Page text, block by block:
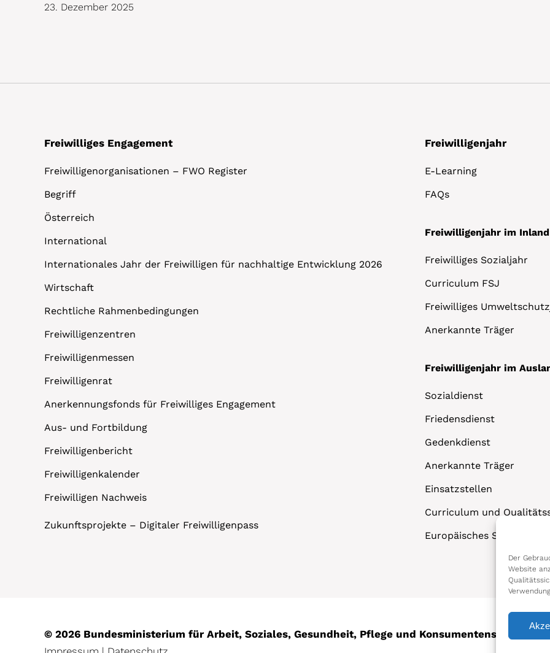
Der
Website
23. Dezember 2025
Freiwilliges Engagement
Freiwilligenorganisationen – FWO Register
Begriff
Österreich
International
Internationales Jahr der Freiwilligen für nachhaltige Entwicklung 2026
Wirtschaft
Rechtliche Rahmenbedingungen
Freiwilligenzentren
Freiwilligenmessen
Freiwilligenrat
Anerkennungsfonds für Freiwilliges Engagement
Aus- und Fortbildung
Freiwilligenbericht
Freiwilligenkalender
Freiwilligen Nachweis
Zukunftsprojekte – Digitaler Freiwilligenpass
Freiwilligenjahr
E-Learning
FAQs
Freiwilligenjahr im Inland
Freiwilliges Sozialjahr
Curriculum FSJ
Freiwilliges
Anerkannte Träger
Freiwilligenjahr im
Sozialdienst
Friedensdienst
Gedenkdienst
Anerkannte Träger
Einsatzstellen
Curriculum und
Europäisches
© 2026 Bundesministerium für Arbeit, Soziales, Gesundheit, Pflege und Konsumentenschutz